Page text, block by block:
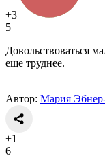
+3
5
Довольствоваться
еще труднее.
Автор: Мария
+1
6